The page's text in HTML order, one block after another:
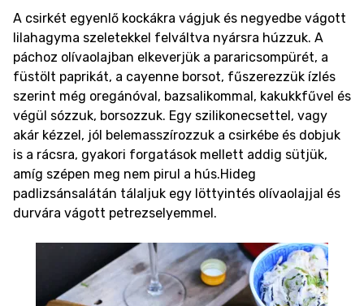
A csirkét egyenlő kockákra vágjuk és negyedbe vágott
lilahagyma szeletekkel felváltva nyársra húzzuk. A
páchoz olívaolajban elkeverjük a pararicsompürét, a
füstölt paprikát, a cayenne borsot, fűszerezzük ízlés
szerint még oregánóval, bazsalikommal, kakukkfűvel és
végül sózzuk, borsozzuk. Egy szilikonecsettel, vagy
akár kézzel, jól belemasszírozzuk a csirkébe és dobjuk
is a rácsra, gyakori forgatások mellett addig sütjük,
amíg szépen meg nem pirul a hús.Hideg
padlizsánsalátán tálaljuk egy löttyintés olívaolajjal és
durvára vágott petrezselyemmel.